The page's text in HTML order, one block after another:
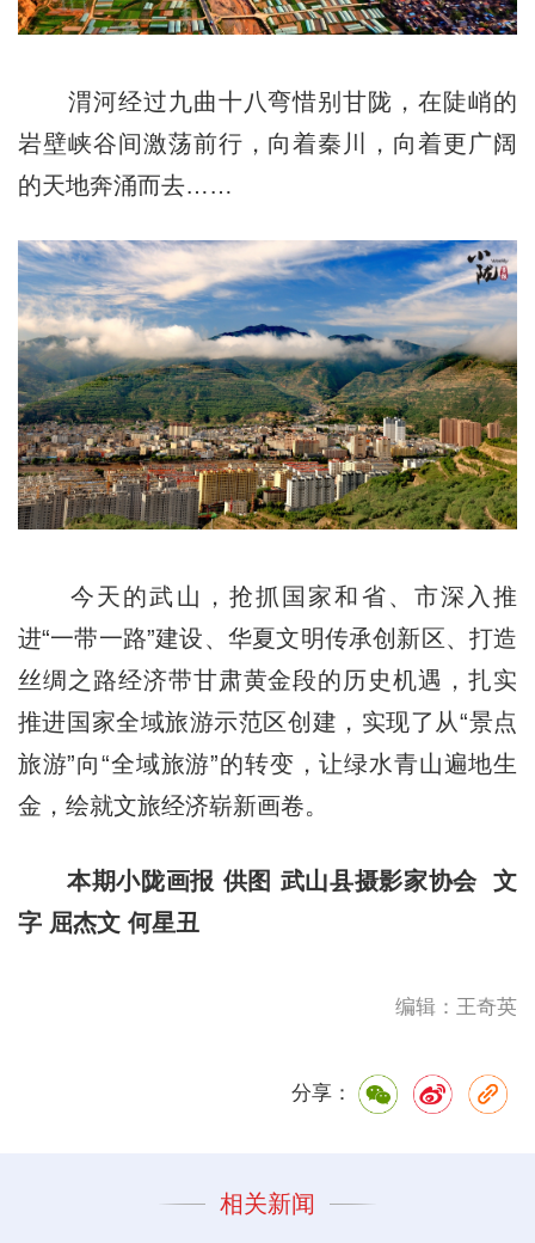
渭河经过九曲十八弯惜别甘陇，在陡峭的
岩壁峡谷间激荡前行，向着秦川，向着更广阔
的天地奔涌而去……
今天的武山，抢抓国家和省、市深入推
进“一带一路”建设、华夏文明传承创新区、打造
丝绸之路经济带甘肃黄金段的历史机遇，扎实
推进国家全域旅游示范区创建，实现了从“景点
旅游”向“全域旅游”的转变，让绿水青山遍地生
金，绘就文旅经济崭新画卷。
本期小陇画报 供图 武山县摄影家协会 文
字 屈杰文 何星丑
编辑：王奇英
分享：
相关新闻